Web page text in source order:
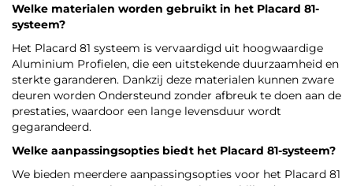
Welke materialen worden gebruikt in het Placard 81-
systeem?
Het Placard 81 systeem is vervaardigd uit hoogwaardige
Aluminium Profielen, die een uitstekende duurzaamheid en
sterkte garanderen. Dankzij deze materialen kunnen zware
deuren worden Ondersteund zonder afbreuk te doen aan de
prestaties, waardoor een lange levensduur wordt
gegarandeerd.
Welke aanpassingsopties biedt het Placard 81-systeem?
We bieden meerdere aanpassingsopties voor het Placard 81